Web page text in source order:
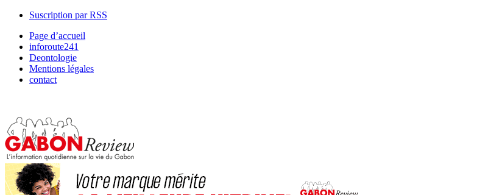
Suscription par RSS
Page d’accueil
inforoute241
Deontologie
Mentions légales
contact